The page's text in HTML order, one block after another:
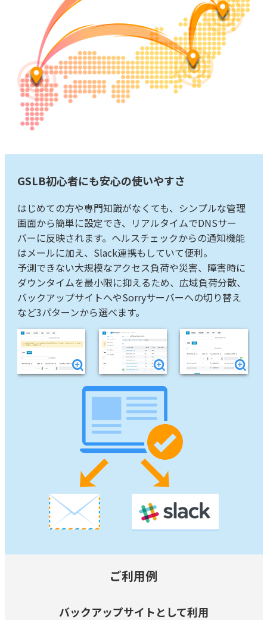
GSLB初心者にも安心の使いやすさ
はじめての方や専門知識がなくても、シンプルな管理
画面から簡単に設定でき、リアルタイムでDNSサー
バーに反映されます。ヘルスチェックからの通知機能
はメールに加え、Slack連携もしていて便利。
予測できない大規模なアクセス負荷や災害、障害時に
ダウンタイムを最小限に抑えるため、広域負荷分散、
バックアップサイトへやSorryサーバーへの切り替え
など3パターンから選べます。
ご利用例
バックアップサイトとして利用